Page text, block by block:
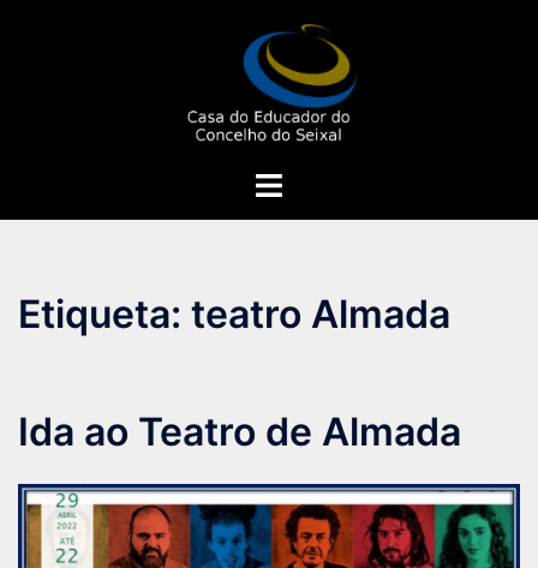
Alternar
Etiqueta: teatro Almada
Ida ao Teatro de Almada